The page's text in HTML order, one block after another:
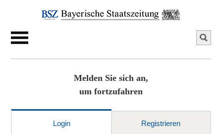
Melden Sie sich an,
um fortzufahren
Login Registrieren